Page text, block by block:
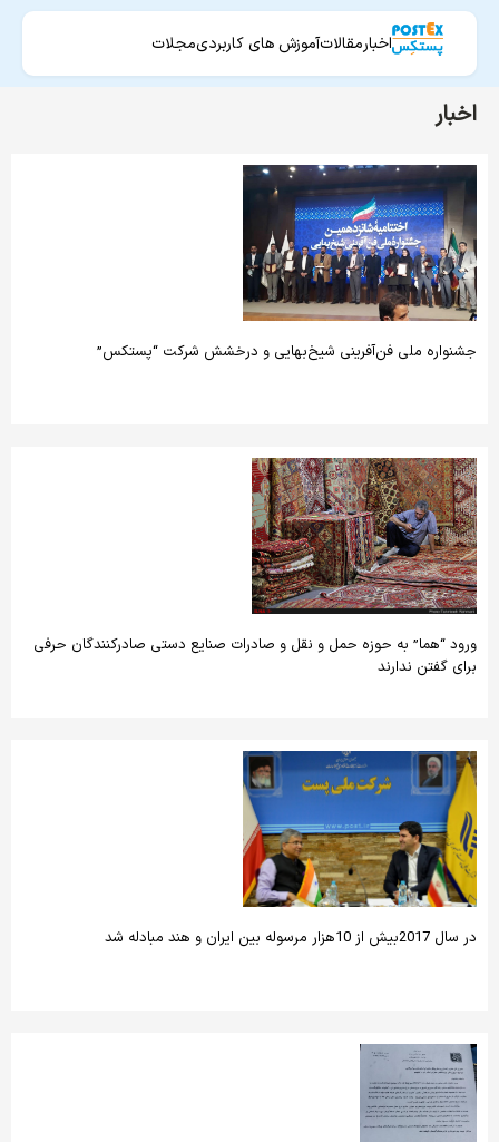
اخبارمقالاتآموزش های کاربردیمجلات
اخبار
جشنواره ملی فن‌آفرینی شیخ‌بهایی و درخشش شرکت “پستکس”
ورود “هما” به حوزه حمل و نقل و صادرات صنایع دستی صادرکنندگان حرفی
برای گفتن ندارند
در سال 2017بیش از 10هزار مرسوله بین ایران و هند مبادله شد